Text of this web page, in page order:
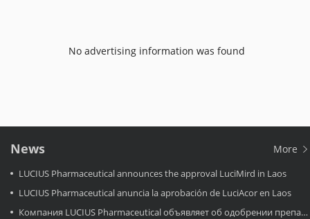
No advertising information was found
News More
LUCIUS Pharmaceutical announces the approval LuciMird in Laos
LUCIUS Pharmaceutical anuncia la aprobación de LuciAcor en Laos
Компания LUCIUS Pharmaceutical объявляет об одобрении препарата LuciAcor в Лаосе.